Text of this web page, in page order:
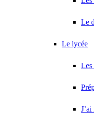
Le
Le lycée
Les